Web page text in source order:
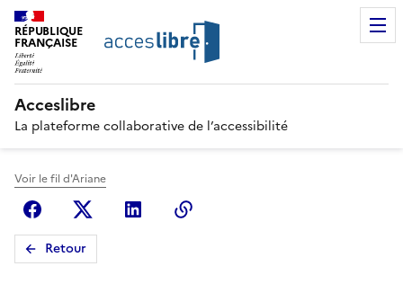
RÉPUBLIQUE
FRANÇAISE
Acceslibre
La plateforme collaborative de l’accessibilité
Voir le fil d'Ariane
FacebookX (anciennement Twitter)
Linkedin
Retour